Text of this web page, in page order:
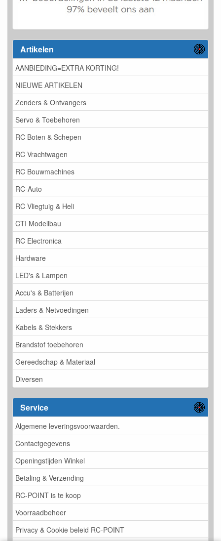
Artikelen
AANBIEDING=EXTRA KORTING!
NIEUWE ARTIKELEN
Zenders & Ontvangers
Servo & Toebehoren
RC Boten & Schepen
RC Vrachtwagen
RC Bouwmachines
RC-Auto
RC Vliegtuig & Heli
CTI Modellbau
RC Electronica
Hardware
LED's & Lampen
Accu's & Batterijen
Laders & Netvoedingen
Kabels & Stekkers
Brandstof toebehoren
Gereedschap & Materiaal
Diversen
Service
Algemene leveringsvoorwaarden.
Contactgegevens
Openingstijden Winkel
Betaling & Verzending
RC-POINT is te koop
Voorraadbeheer
Privacy & Cookie beleid RC-POINT